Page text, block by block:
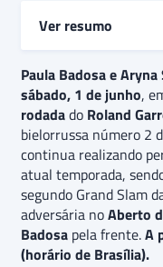
Ver resumo
Paula Badosa e
terceira rodadado
competição de
Grand Slamdo ano
bielorrussa
terá como sua
Badosa.O palpite é
que enfrenta uma
bom momento em
expectativa de que
Paula Badosae Aryna
sábado, 1 de junho,
rodadado Roland
bielorrussa número 2
continua realizando
atual temporada,
segundo Grand Slam
adversária noAberto
Badosa pela frente.A
(horário de Brasília).